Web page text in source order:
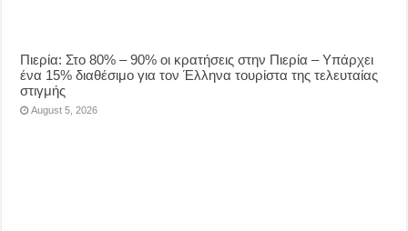
Πιερία: Στο 80% – 90% οι κρατήσεις στην Πιερία – Υπάρχει
ένα 15% διαθέσιμο για τον Έλληνα τουρίστα της τελευταίας
στιγμής
August 5, 2026